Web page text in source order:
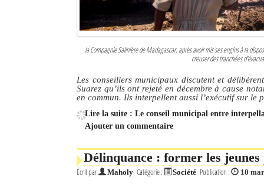
la Compagnie Salinière de Madagascar, après avoir mis ses engins à la
creuser des tranchées
Les conseillers municipaux discutent et
Suarez qu’ils ont rejeté en décembre à cause
en commun. Ils interpellent aussi l’exécutif sur le
Lire la suite : Le conseil municipal entre
Ajouter un commentaire
Délinquance : former les
Écrit par Maholy Catégorie : Société Publication : 10